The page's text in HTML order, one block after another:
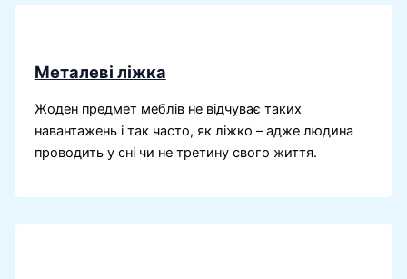
Металеві ліжка
Жоден предмет меблів не відчуває таких
навантажень і так часто, як ліжко – адже людина
проводить у сні чи не третину свого життя.